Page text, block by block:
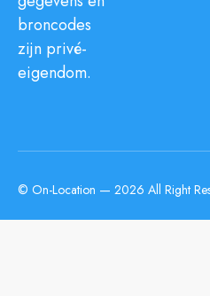
broncodes
zijn privé-
eigendom.
© On-Location — 2026 All Right